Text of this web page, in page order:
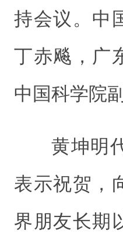
持会议。中
丁赤飚，广
中国科学院
黄坤明
表示祝贺，
界朋友长期